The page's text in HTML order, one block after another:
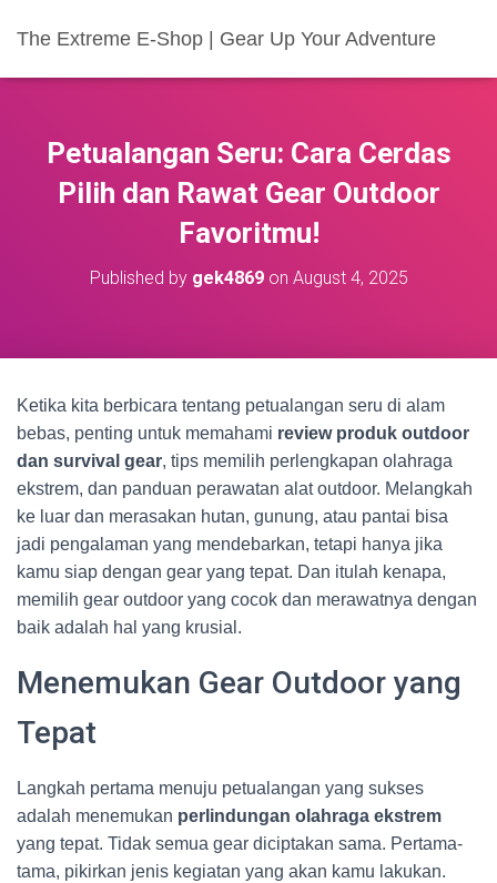
The Extreme E-Shop | Gear Up Your Adventure
Petualangan Seru: Cara Cerdas
Pilih dan Rawat Gear Outdoor
Favoritmu!
Published by gek4869on August 4, 2025
Ketika kita berbicara tentang petualangan seru di alam
bebas, penting untuk memahami review produk outdoor
dan survival gear, tips memilih perlengkapan olahraga
ekstrem, dan panduan perawatan alat outdoor. Melangkah
ke luar dan merasakan hutan, gunung, atau pantai bisa
jadi pengalaman yang mendebarkan, tetapi hanya jika
kamu siap dengan gear yang tepat. Dan itulah kenapa,
memilih gear outdoor yang cocok dan merawatnya dengan
baik adalah hal yang krusial.
Menemukan Gear Outdoor yang
Tepat
Langkah pertama menuju petualangan yang sukses
adalah menemukan perlindungan olahraga ekstrem
yang tepat. Tidak semua gear diciptakan sama. Pertama-
tama, pikirkan jenis kegiatan yang akan kamu lakukan.